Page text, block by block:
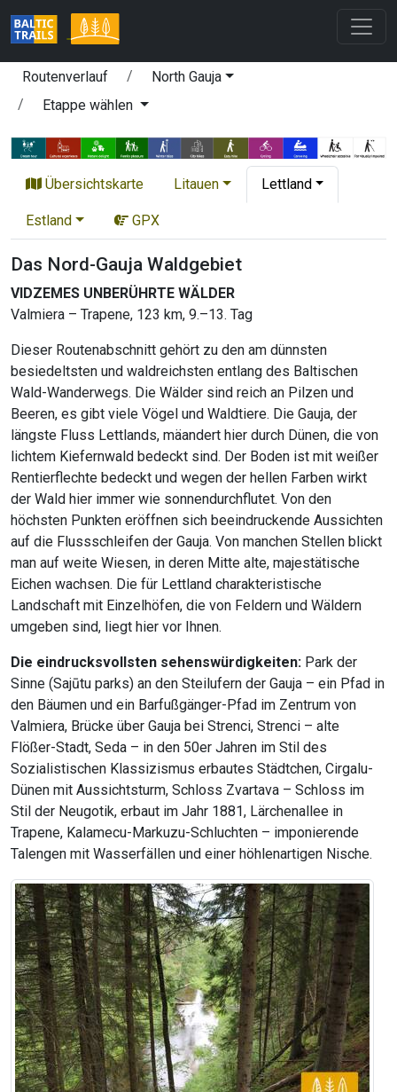
Routenverlauf
North Gauja
Etappe wählen
Übersichtskarte Litauen Lettland
Estland GPX
Das Nord-Gauja Waldgebiet
VIDZEMES UNBERÜHRTE WÄLDER
Valmiera – Trapene, 123 km, 9.–13. Tag
Dieser Routenabschnitt gehört zu den am dünnsten
besiedeltsten und waldreichsten entlang des Baltischen
Wald-Wanderwegs. Die Wälder sind reich an Pilzen und
Beeren, es gibt viele Vögel und Waldtiere. Die Gauja, der
längste Fluss Lettlands, mäandert hier durch Dünen, die von
lichtem Kiefernwald bedeckt sind. Der Boden ist mit weißer
Rentierflechte bedeckt und wegen der hellen Farben wirkt
der Wald hier immer wie sonnendurchflutet. Von den
höchsten Punkten eröffnen sich beeindruckende Aussichten
auf die Flussschleifen der Gauja. Von manchen Stellen blickt
man auf weite Wiesen, in deren Mitte alte, majestätische
Eichen wachsen. Die für Lettland charakteristische
Landschaft mit Einzelhöfen, die von Feldern und Wäldern
umgeben sind, liegt hier vor Ihnen.
Die eindrucksvollsten sehenswürdigkeiten: Park der
Sinne (Sajūtu parks) an den Steilufern der Gauja – ein Pfad in
den Bäumen und ein Barfußgänger-Pfad im Zentrum von
Valmiera, Brücke über Gauja bei Strenci, Strenci – alte
Flößer-Stadt, Seda – in den 50er Jahren im Stil des
Sozialistischen Klassizismus erbautes Städtchen, Cirgalu-
Dünen mit Aussichtsturm, Schloss Zvartava – Schloss im
Stil der Neugotik, erbaut im Jahr 1881, Lärchenallee in
Trapene, Kalamecu-Markuzu-Schluchten – imponierende
Talengen mit Wasserfällen und einer höhlenartigen Nische.